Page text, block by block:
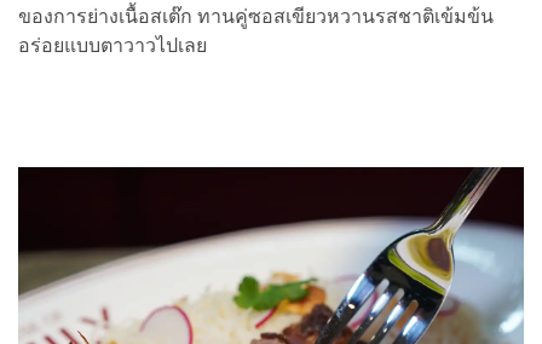
ของการย่างเนื้อสเต๊ก ทานคู่ซอสเขียวหวานรสชาติเข้มข้น
อร่อยแบบตาวาวไปเลย